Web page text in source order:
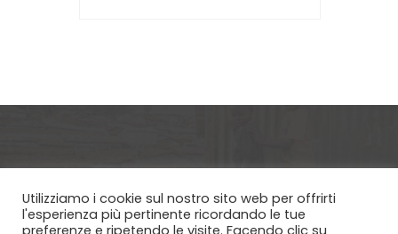
Via Etica ETS - Via Cremona 3 Brescia
Utilizziamo i cookie sul nostro sito web per offrirti
l'esperienza più pertinente ricordando le tue
preferenze e ripetendo le visite. Facendo clic su